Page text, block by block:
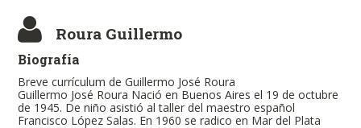
Roura Guillermo
Biografía
Breve currículum de Guillermo José Roura
Guillermo José Roura Nació en Buenos Aires el 19 de octubre
de 1945. De niño asistió al taller del maestro español
Francisco López Salas. En 1960 se radico en Mar del Plata